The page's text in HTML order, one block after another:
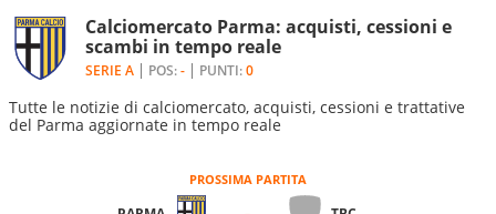
Calciomercato Parma: acquisti, cessioni e
scambi in tempo reale
Tutte le notizie di calciomercato, acquisti, cessioni e trattative
del Parma aggiornate in tempo reale
SERIE A POS:- PUNTI:0
PROSSIMA PARTITA